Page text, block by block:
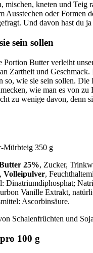
mischen, kneten und Teig
Ausstechen oder Formen
Und davon hast du ja
sein sollen
Portion Butter verleiht
Zartheit und Geschmack.
so, wie sie sein sollen. Die
wie man es von zu
zu wenige davon, denn
Mürbteig 350 g
25%, Zucker,
, Volleipulver,
Dinatriumdiphosphat;
Vanille Extrakt,
Ascorbinsäure.
Schalenfrüchten und
100 g